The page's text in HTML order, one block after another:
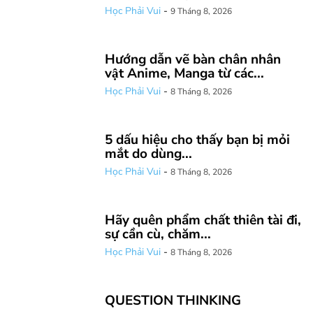
Học Phải Vui - 9 Tháng 8, 2026
Hướng dẫn vẽ bàn chân nhân
vật Anime, Manga từ các...
Học Phải Vui - 8 Tháng 8, 2026
5 dấu hiệu cho thấy bạn bị mỏi
mắt do dùng...
Học Phải Vui - 8 Tháng 8, 2026
Hãy quên phẩm chất thiên tài đi,
sự cần cù, chăm...
Học Phải Vui - 8 Tháng 8, 2026
QUESTION THINKING